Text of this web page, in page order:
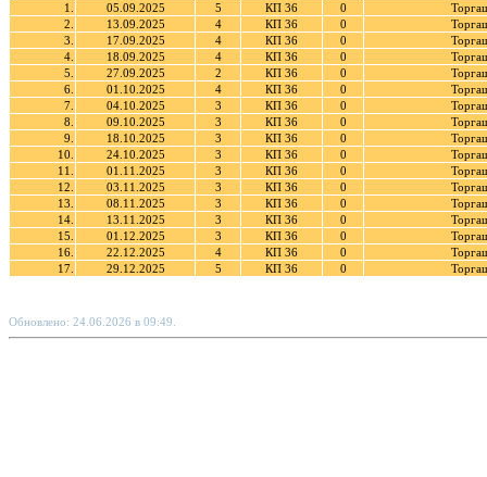
1.
05.09.2025 5 КП 36 0
2.
13.09.2025 4 КП 36 0
3.
17.09.2025 4 КП 36 0
4.
18.09.2025 4 КП 36 0
5.
27.09.2025 2 КП 36 0
6.
01.10.2025 4 КП 36 0
7.
04.10.2025 3 КП 36 0
8.
09.10.2025 3 КП 36 0
9.
18.10.2025 3 КП 36 0
10.
24.10.2025 3 КП 36 0
11.
01.11.2025 3 КП 36 0
12.
03.11.2025 3 КП 36 0
13.
08.11.2025 3 КП 36 0
14.
13.11.2025 3 КП 36 0
15.
01.12.2025 3 КП 36 0
16.
22.12.2025 4 КП 36 0
17.
29.12.2025 5 КП 36 0
Обновлено: 24.06.2026 в 09:49.